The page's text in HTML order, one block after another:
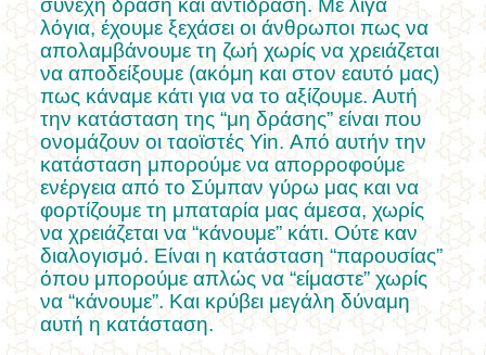
συνεχή δράση και αντίδραση. Με λίγα
λόγια, έχουμε ξεχάσει οι άνθρωποι πως να
απολαμβάνουμε τη ζωή χωρίς να χρειάζεται
να αποδείξουμε (ακόμη και στον εαυτό μας)
πως κάναμε κάτι για να το αξίζουμε. Αυτή
την κατάσταση της “μη δράσης” είναι που
ονομάζουν οι ταοϊστές Yin. Από αυτήν την
κατάσταση μπορούμε να απορροφούμε
ενέργεια από το Σύμπαν γύρω μας και να
φορτίζουμε τη μπαταρία μας άμεσα, χωρίς
να χρειάζεται να “κάνουμε” κάτι. Ούτε καν
διαλογισμό. Είναι η κατάσταση “παρουσίας”
όπου μπορούμε απλώς να “είμαστε” χωρίς
να “κάνουμε”. Και κρύβει μεγάλη δύναμη
αυτή η κατάσταση.